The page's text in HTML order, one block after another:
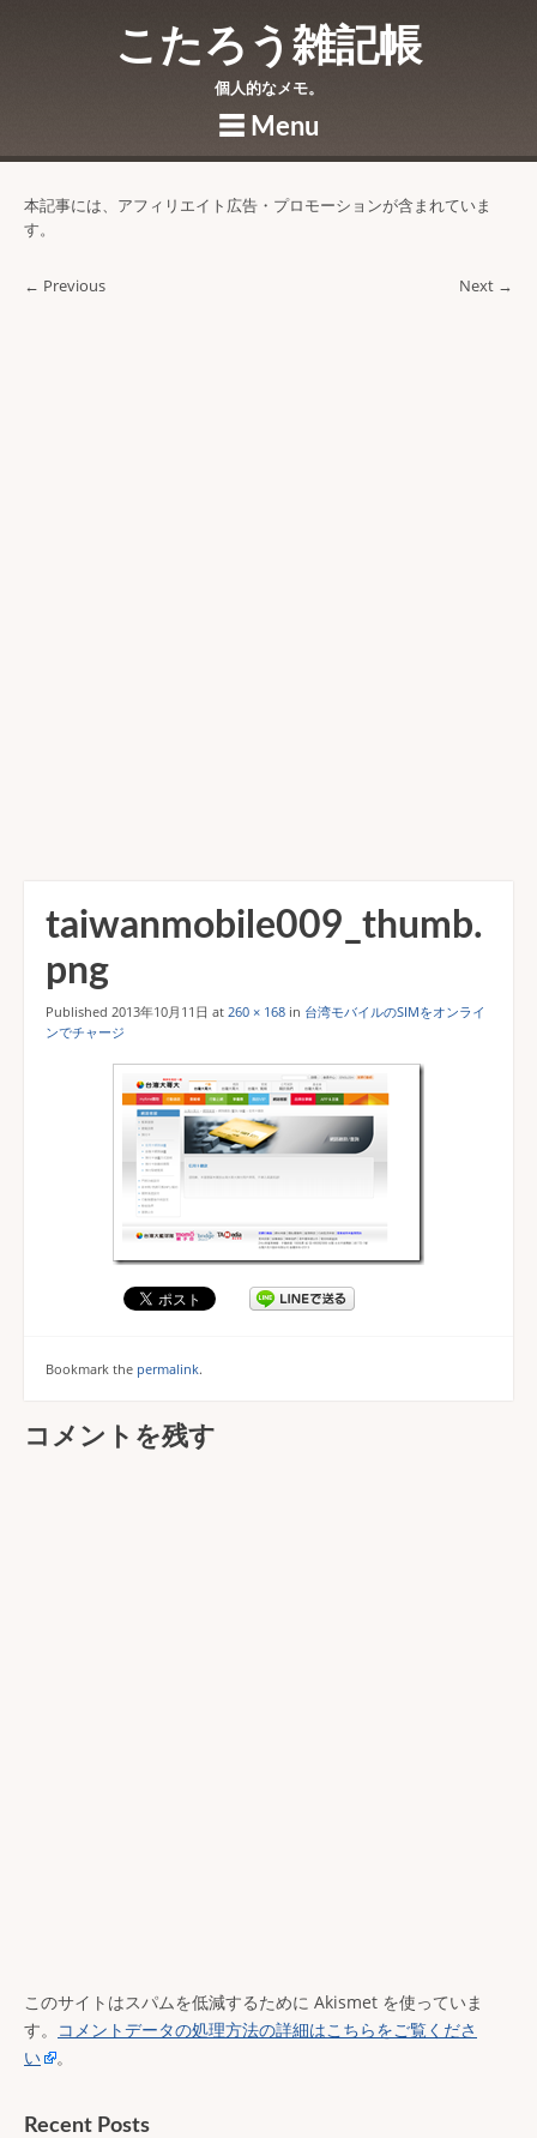
こたろう雑記帳
個人的なメモ。
☰ Menu
Skip to content
本記事には、アフィリエイト広告・プロモーションが含まれていま
す。
← Previous Next →
taiwanmobile009_thumb.
png
Published 2013年10月11日 at 260 × 168 in 台湾モバイルのSIMをオンライ
ンでチャージ
Bookmark the permalink.
コメントを残す
このサイトはスパムを低減するために Akismet を使っていま
す。 コメントデータの処理方法の詳細はこちらをご覧くださ
い
。
Recent Posts